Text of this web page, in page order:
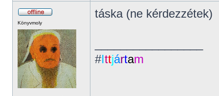
Könyvmoly
táska (ne kérdezzétek)
#Ittjártam